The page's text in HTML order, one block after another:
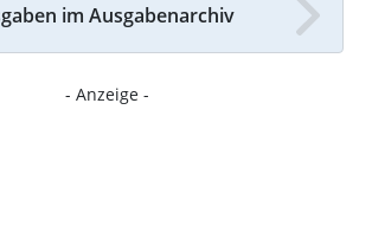
im Ausgabenarchiv
- Anzeige -